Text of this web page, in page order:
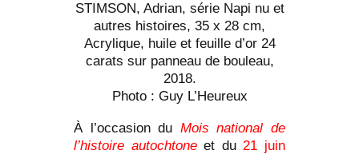
STIMSON, Adrian, série Napi nu et
autres histoires, 35 x 28 cm,
Acrylique, huile et feuille d’or 24
carats sur panneau de bouleau,
2018.
Photo : Guy L’Heureux
À l’occasion du Mois national de
l’histoire autochtoneet du21 juin